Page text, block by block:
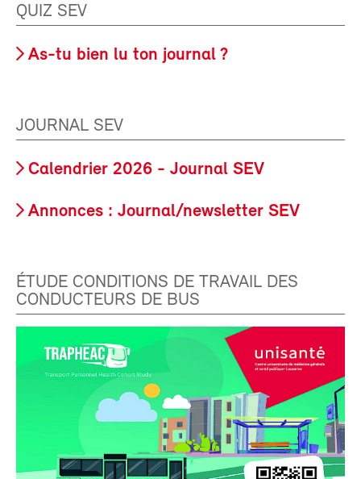
QUIZ SEV
As-tu bien lu ton journal ?
JOURNAL SEV
Calendrier 2026 - Journal SEV
Annonces : Journal/newsletter SEV
ÉTUDE CONDITIONS DE TRAVAIL DES
CONDUCTEURS DE BUS